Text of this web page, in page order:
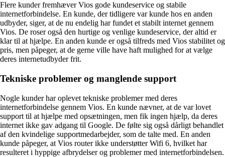
Flere kunder fremhæver Vios gode kundeservice og stabile
internetforbindelse. En kunde, der tidligere var kunde hos en anden
udbyder, siger, at de nu endelig har fundet et stabilt internet gennem
Vios. De roser også den hurtige og venlige kundeservice, der altid er
klar til at hjælpe. En anden kunde er også tilfreds med Vios stabilitet og
pris, men påpeger, at de gerne ville have haft mulighed for at vælge
deres internetudbyder frit.
Tekniske problemer og manglende support
Nogle kunder har oplevet tekniske problemer med deres
internetforbindelse gennem Vios. En kunde nævner, at de var lovet
support til at hjælpe med opsætningen, men fik ingen hjælp, da deres
internet ikke gav adgang til Google. De følte sig også dårligt behandlet
af den kvindelige supportmedarbejder, som de talte med. En anden
kunde påpeger, at Vios router ikke understøtter Wifi 6, hvilket har
resulteret i hyppige afbrydelser og problemer med internetforbindelsen.